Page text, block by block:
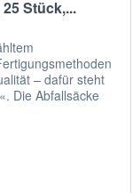
Stück,...
– dafür steht
Die Abfallsäcke